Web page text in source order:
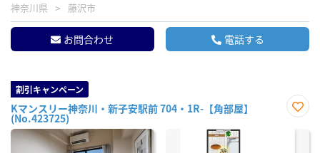
神奈川県 藤沢市
お問合わせ 電話する
割引キャンペーン
Kマンスリー神奈川・新子安駅前 704・1R-【角部屋】
(No.423725)
に入